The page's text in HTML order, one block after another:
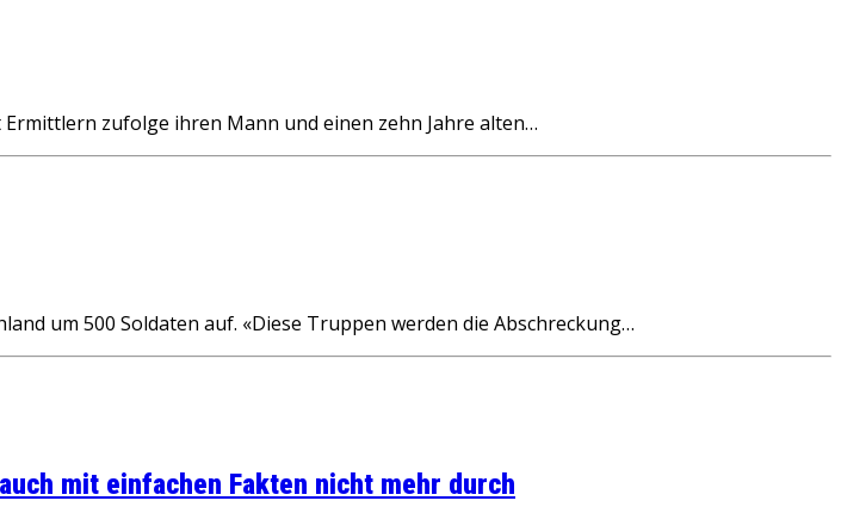
Ermittlern zufolge ihren Mann und einen zehn Jahre alten…
um 500 Soldaten auf. «Diese Truppen werden die Abschreckung…
mit einfachen Fakten nicht mehr durch